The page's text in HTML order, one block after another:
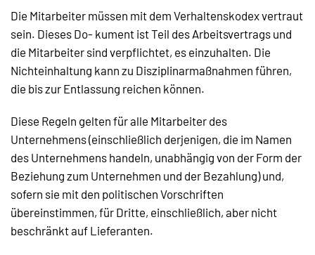
Die Mitarbeiter müssen mit dem Verhaltenskodex vertraut
sein. Dieses Do- kument ist Teil des Arbeitsvertrags und
die Mitarbeiter sind verpflichtet, es einzuhalten. Die
Nichteinhaltung kann zu Disziplinarmaßnahmen führen,
die bis zur Entlassung reichen können.
Diese Regeln gelten für alle Mitarbeiter des
Unternehmens (einschließlich derjenigen, die im Namen
des Unternehmens handeln, unabhängig von der Form der
Beziehung zum Unternehmen und der Bezahlung) und,
sofern sie mit den politischen Vorschriften
übereinstimmen, für Dritte, einschließlich, aber nicht
beschränkt auf Lieferanten.